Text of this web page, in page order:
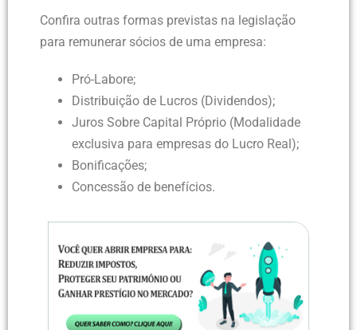
Confira outras formas previstas na legislação
para remunerar sócios de uma empresa:
Pró-Labore;
Distribuição de Lucros (Dividendos);
Juros Sobre Capital Próprio (Modalidade
exclusiva para empresas do Lucro Real);
Bonificações;
Concessão de benefícios.